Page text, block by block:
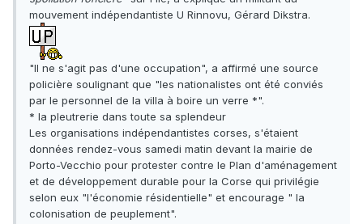
mouvement indépendantiste U Rinnovu, Gérard Dikstra.
"Il ne s'agit pas d'une occupation", a affirmé une source
policière soulignant que "les nationalistes ont été conviés
par le personnel de la villa à boire un verre *".
* la pleutrerie dans toute sa splendeur
Les organisations indépendantistes corses, s'étaient
données rendez-vous samedi matin devant la mairie de
Porto-Vecchio pour protester contre le Plan d'aménagement
et de développement durable pour la Corse qui privilégie
selon eux "l'économie résidentielle" et encourage " la
colonisation de peuplement".